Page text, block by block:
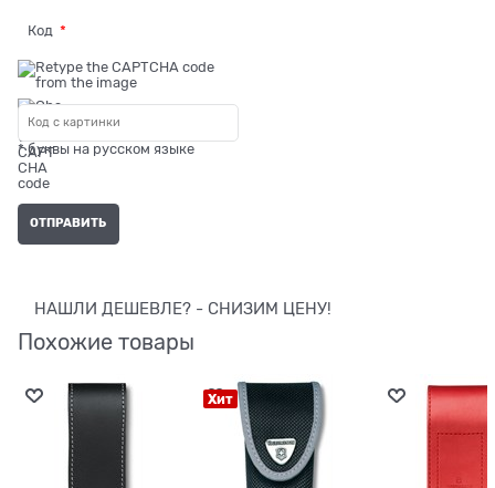
Код
* буквы на русском языке
НАШЛИ ДЕШЕВЛЕ? - СНИЗИМ ЦЕНУ!
Похожие товары
Хит